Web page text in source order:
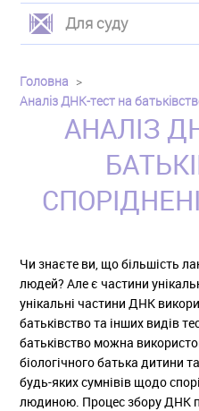
Для суду
Головна
Аналіз ДНК-тест на
АНАЛІЗ
Чи знаєте ви, що більшість
людей? Але є частини
унікальні частини ДНК
батьківство та інших видів
батьківство можна
біологічного батька дитини
будь-яких сумнівів щодо
людиною. Процес збору ДНК